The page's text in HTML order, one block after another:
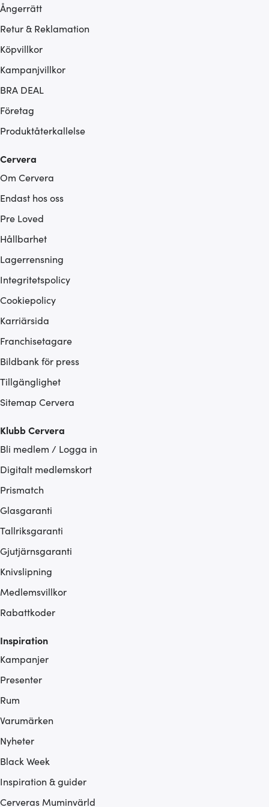
Ångerrätt
Retur & Reklamation
Köpvillkor
Kampanjvillkor
BRA DEAL
Företag
Produktåterkallelse
Cervera
Om Cervera
Endast hos oss
Pre Loved
Hållbarhet
Lagerrensning
Integritetspolicy
Cookiepolicy
Karriärsida
Franchisetagare
Bildbank för press
Tillgänglighet
Sitemap Cervera
Klubb Cervera
Bli medlem / Logga in
Digitalt medlemskort
Prismatch
Glasgaranti
Tallriksgaranti
Gjutjärnsgaranti
Knivslipning
Medlemsvillkor
Rabattkoder
Inspiration
Kampanjer
Presenter
Rum
Varumärken
Nyheter
Black Week
Inspiration & guider
Cerveras Muminvärld